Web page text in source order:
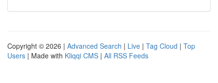
Copyright © 2026 | Advanced Search | Live | Tag Cloud | Top
Users | Made with Kliqqi CMS | All RSS Feeds